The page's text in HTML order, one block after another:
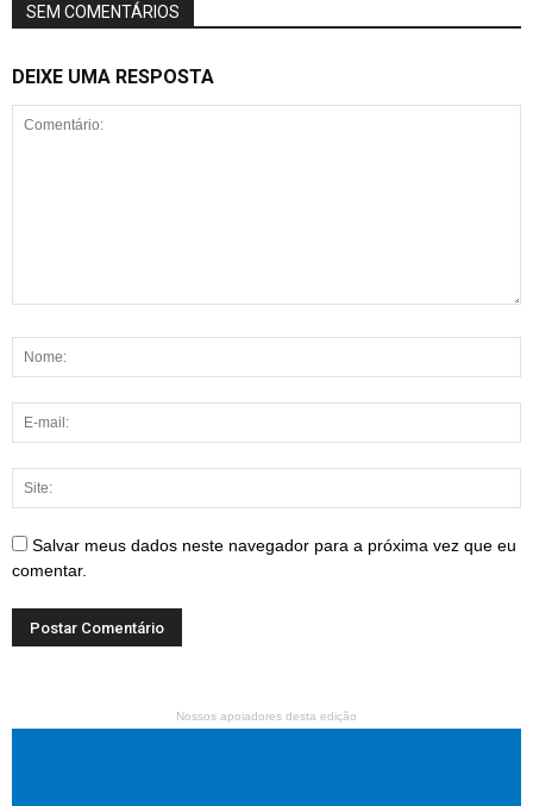
SEM COMENTÁRIOS
DEIXE UMA RESPOSTA
Salvar meus dados neste navegador para a próxima vez que eu
comentar.
Nossos apoiadores desta edição